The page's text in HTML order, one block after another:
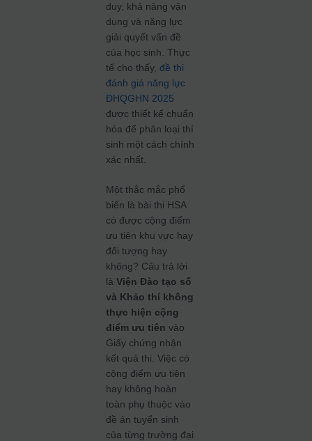
duy, khả năng vận
dụng và năng lực
giải quyết vấn đề
của học sinh. Thực
tế cho thấy,đề thi
đánh giá năng lực
ĐHQGHN 2025
được thiết kế chuẩn
hóa để phân loại thí
sinh một cách chính
xác nhất.
Một thắc mắc phổ
biến là bài thi HSA
có được cộng điểm
ưu tiên khu vực hay
đối tượng hay
không? Câu trả lời
làViện Đào tạo số
và Khảo thí không
thực hiện cộng
điểm ưu tiên vào
Giấy chứng nhận
kết quả thi. Việc có
cộng điểm ưu tiên
hay không hoàn
toàn phụ thuộc vào
đề án tuyển sinh
của từng trường đại